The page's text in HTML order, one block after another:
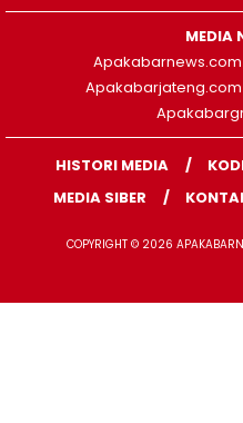
MEDIA
Apakabarnews.com
Apakabarjateng.com
HISTORI MEDIA
MEDIA SIBER
COPYRIGHT © 2026